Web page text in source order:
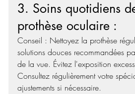
3. Soins quotidiens
prothèse oculaire :
Conseil : Nettoyez la prothèse
solutions douces recommandées
de la vue. Évitez l'exposition
Consultez régulièrement votre
ajustements si nécessaire.